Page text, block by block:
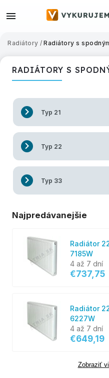
Radiátory / Radiátory s
RADIÁTORY S
Typ 21
Typ 22
Typ 33
Najpredávanejšie
Radiátor
7185W
4 až 7 dní
€737,75
Radiátor
6227W
4 až 7 dní
€649,19
Zobraziť